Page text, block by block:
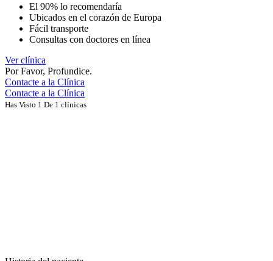
El 90% lo recomendaría
Ubicados en el corazón de Europa
Fácil transporte
Consultas con doctores en línea
Ver clínica
Por Favor, Profundice.
Contacte a la Clínica
Contacte a la Clínica
Has Visto 1 De 1 clínicas